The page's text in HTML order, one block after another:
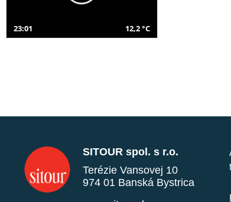
23:01 12,2 °C
SITOUR spol. s r.o.
Terézie Vansovej 10
974 01 Banská Bystrica